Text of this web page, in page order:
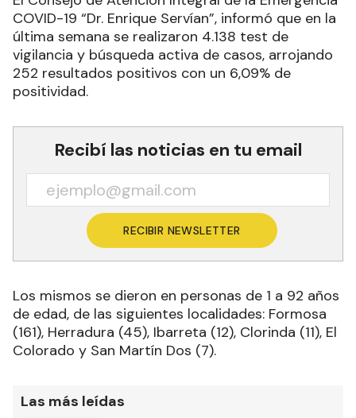
COVID-19 “Dr. Enrique Servían”, informó que en la
última semana se realizaron 4.138 test de
vigilancia y búsqueda activa de casos, arrojando
252 resultados positivos con un 6,09% de
positividad.
Recibí las noticias en tu email
RECIBIR NEWSLETTER
Los mismos se dieron en personas de 1 a 92 años
de edad, de las siguientes localidades: Formosa
(161), Herradura (45), Ibarreta (12), Clorinda (11), El
Colorado y San Martín Dos (7).
Las más leídas